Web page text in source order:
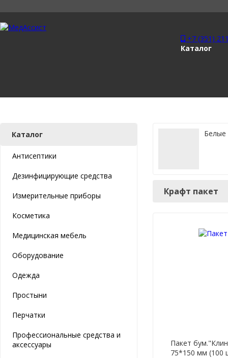
+7 (351)
Каталог
Каталог
Антисептики
Дезинфицирующие средства
Измерительные приборы
Косметика
Медицинская мебель
Оборудование
Одежда
Простыни
Перчатки
Профессиональные средства и
аксессуары
Белые
Крафт пакет
Пакет
75*150 мм (100